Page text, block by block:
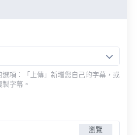
項：「上傳」新增您自己的字幕，或
製字幕。
瀏覽